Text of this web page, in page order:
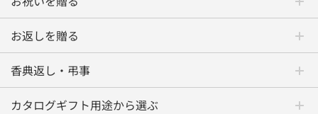
お返しを贈る
香典返し・弔事
カタログギフト用途から選ぶ